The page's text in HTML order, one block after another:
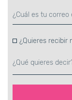
¿Quieres recibir